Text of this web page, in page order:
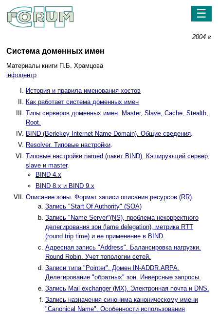
☰
2004 г
Система доменных имен
Материалы книги П.Б. Храмцова
iнфоцентр
История и правила именования хостов
Как работает система доменных имен
Типы серверов доменных имен. Master, Slave, Cache, Stealth,
Root.
BIND (Berlekey Internet Name Domain). Общие сведения.
Resolver. Типовые настройки.
Типовые настройки named (пакет BIND). Кэширующий сервер,
slave и master.
BIND 4.x
BIND 8.x и BIND 9.x
Описание зоны. Формат записи описания ресурсов (RR).
Запись "Start Of Authority" (SOA)
Запись "Name Server"(NS), проблема некорректного
делегирования зон (lame delegation), метрика RTT
(round trip time) и ее применение в BIND.
Адресная запись "Address". Балансировка нагрузки.
Round Robin. Учет топологии сетей.
Записи типа "Pointer". Домен IN-ADDR.ARPA.
Делегирование "обратных" зон. Инверсные запросы.
Запись Mail exchanger (MX). Электронная почта и DNS.
Запись назначения синонима каноническому имени
"Canonical Name". Особенности использования